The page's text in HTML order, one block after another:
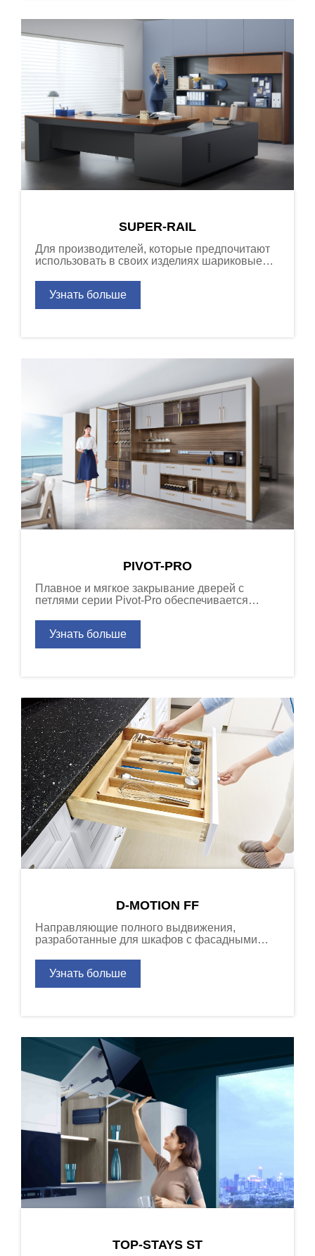
SUPER-RAIL
Для производителей, которые предпочитают
использовать в своих изделиях шариковые
модернизировать изделие добавив функции
плавного закрывания и открывания от
нажатия без изменения присадки
Узнать больше
PIVOT-PRO
Плавное и мягкое закрывание дверей с
петлями серии Pivot-Pro обеспечивается
встроенного в плечо петли.
Узнать больше
D-MOTION FF
Направляющие полного выдвижения,
разработанные для шкафов с фасадными
Узнать больше
TOP-STAYS ST